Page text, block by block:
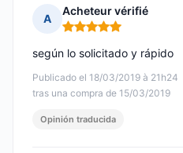
A
Acheteur vérifié
Nota: 5 de 5
Publicado el 18/03/2019 à 21h24
tras una compra de 15/03/2019
según lo solicitado y rápido
Opinión traducida